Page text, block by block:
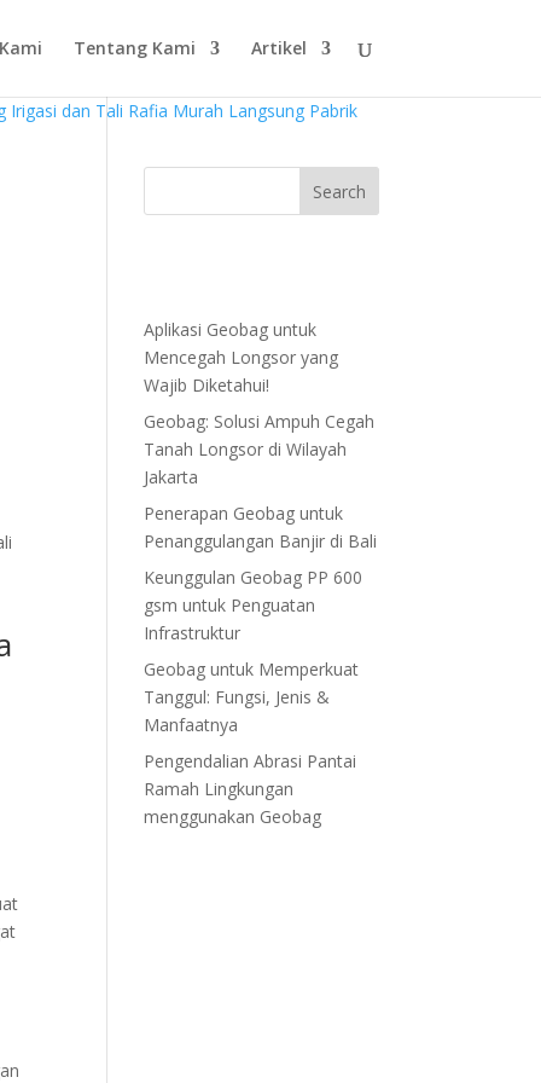
Tentang Kami Artikel
Aplikasi Geobag untuk
Mencegah Longsor yang
Wajib Diketahui!
Geobag: Solusi Ampuh Cegah
Tanah Longsor di Wilayah
Jakarta
Penerapan Geobag untuk
Penanggulangan Banjir di Bali
Keunggulan Geobag PP 600
gsm untuk Penguatan
Infrastruktur
Geobag untuk Memperkuat
Tanggul: Fungsi, Jenis &
Manfaatnya
Pengendalian Abrasi Pantai
Ramah Lingkungan
menggunakan Geobag